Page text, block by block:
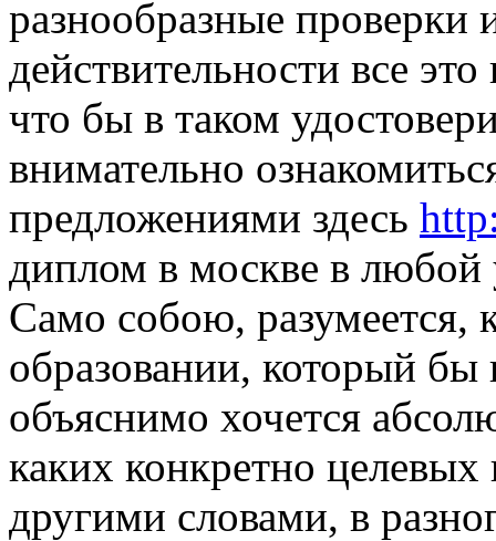
разнообразные проверки
действительности все
что бы в таком
внимательно
предложениями здесь
диплом в москве в
Само собою, разумеется,
образовании, который бы
объяснимо хочется
каких конкретно
другими словами, в